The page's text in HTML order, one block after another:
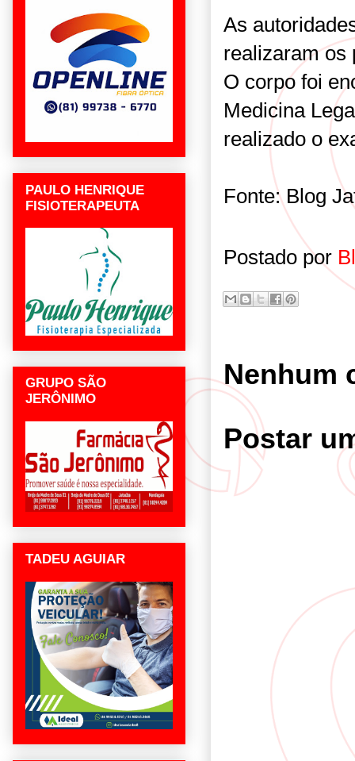
As
realizaram os
O corpo foi
Medicina
realizado o
Fonte: Blog
Postado por
Nenhum
Postar
PAULO HENRIQUE
FISIOTERAPEUTA
GRUPO SÃO
JERÔNIMO
TADEU AGUIAR